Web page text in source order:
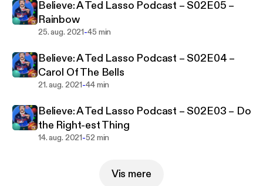
Believe: A Ted Lasso Podcast – S02E05 –
Rainbow
25. aug. 2021-45 min
Believe: A Ted Lasso Podcast – S02E04 –
Carol Of The Bells
21. aug. 2021-44 min
Believe: A Ted Lasso Podcast – S02E03 – Do
the Right-est Thing
14. aug. 2021-52 min
Vis mere